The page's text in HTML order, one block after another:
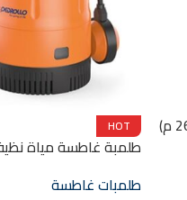
غاطسة 1.5ح 1ف زهر رواسب 10مم – 1.5″ -(26 م) HOT
طلمبات غاطسة